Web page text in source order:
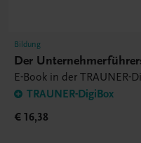
Bildung
Der
E-Book in der TRAUNER-
TRAUNER-DigiBox
€ 16,38